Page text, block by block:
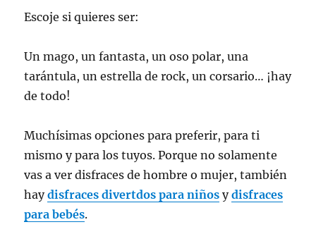
Escoje si quieres ser:
Un mago, un fantasta, un oso polar, una
tarántula, un estrella de rock, un corsario… ¡hay
de todo!
Muchísimas opciones para preferir, para ti
mismo y para los tuyos. Porque no solamente
vas a ver disfraces de hombre o mujer, también
haydisfraces divertdos para niños ydisfraces
para bebés.